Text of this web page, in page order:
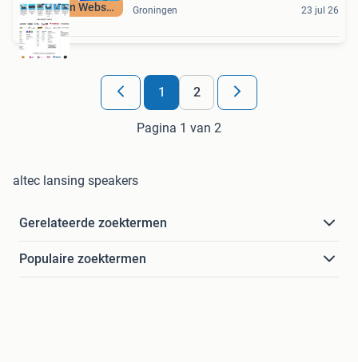
Winkel en Webshop Groningen 23 jul 26
1 2
Pagina 1 van 2
altec lansing speakers
Gerelateerde zoektermen
Populaire zoektermen